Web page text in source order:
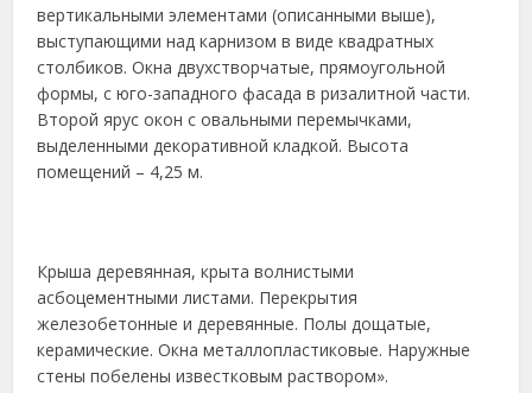
вертикальными элементами (описанными выше),
выступающими над карнизом в виде квадратных
столбиков. Окна двухстворчатые, прямоугольной
формы, с юго-западного фасада в ризалитной части.
Второй ярус окон с овальными перемычками,
выделенными декоративной кладкой. Высота
помещений – 4,25 м.
Крыша деревянная, крыта волнистыми
асбоцементными листами. Перекрытия
железобетонные и деревянные. Полы дощатые,
керамические. Окна металлопластиковые. Наружные
стены побелены известковым раствором».